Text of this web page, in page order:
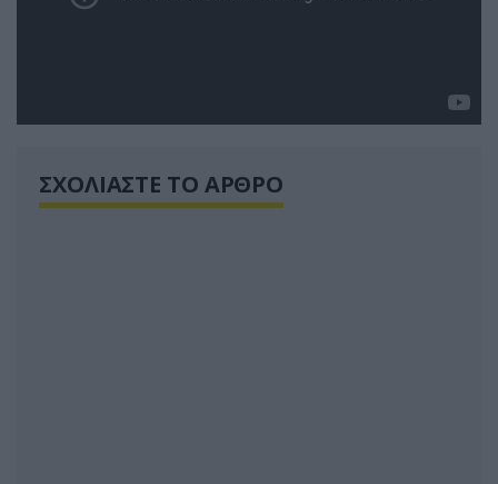
ΣΧΟΛΙΑΣΤΕ ΤΟ ΑΡΘΡΟ